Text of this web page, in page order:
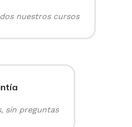
nuestros cursos
sin preguntas